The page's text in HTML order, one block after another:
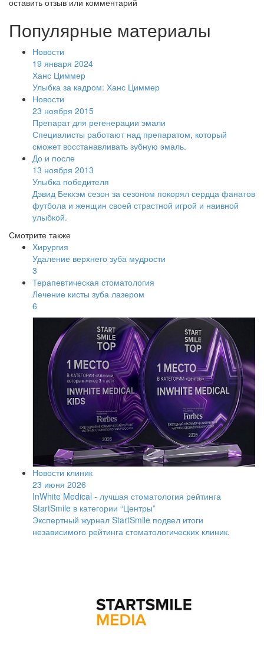
оставить отзыв или комментарий
Популярные материалы
Новости
19 января 2024
Ханс Циммер
Улыбка за кадром: Ханс Циммер
Новости
23 ноября 2015
Препарат для регенерации эмали
Специалисты работают над препаратом, который
сможет восстанавливать зубную эмаль.
До и после
13 ноября 2013
Улыбка победителя
Дэвид Бекхэм сезон за сезоном покорял сердца фанатов
футбола и женщин своей страстной игрой и наивной
улыбкой.
Смотрите также
Хирургия
Удаление верхнего зуба мудрости
3
Терапевтическая стоматология
Лечение кисты зуба лазером
6
Новости клиник
23 июня 2026
InWhite Medical - лучшая стоматология рейтинга
StartSmile в категории “Центры”
Экспертный журнал StartSmile подвел итоги
независимого рейтинга стоматологических клиник.